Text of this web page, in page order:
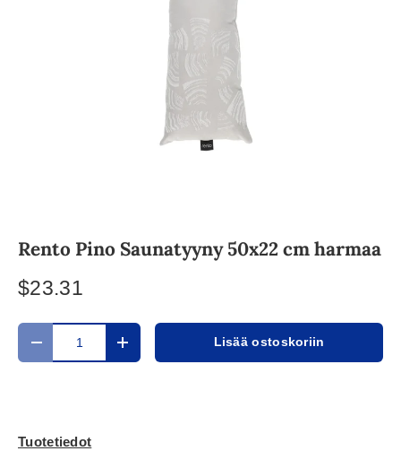
Rento Pino Saunatyyny 50x22 cm harmaa
$23.31
Määrä
Translation missing: fi.cart.items.decrease_quantity
Translation missing:Lisää ostoskoriin
Tuotetiedot